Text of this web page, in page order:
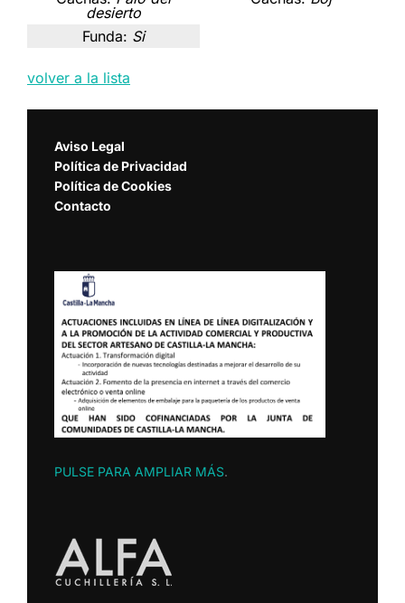
desierto
Funda: Si
volver a la lista
Aviso Legal
Política de Privacidad
Política de Cookies
Contacto
PULSE PARA AMPLIAR MÁS.